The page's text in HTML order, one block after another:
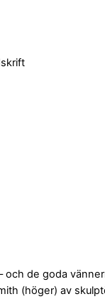
och de goda
(höger) av